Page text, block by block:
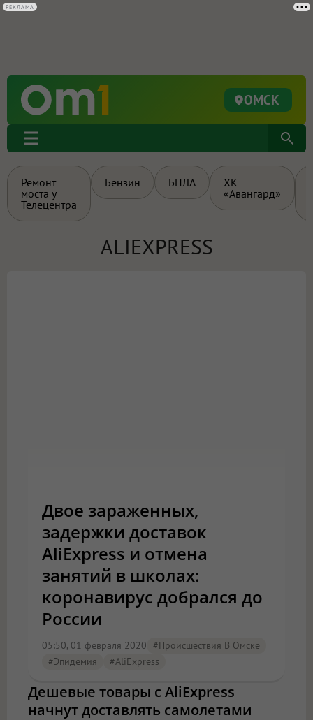
ОМСК
Ремонт
моста у
Телецентра
Бензин БПЛА
ХК
«Авангард»
ALIEXPRESS
Двое зараженных,
задержки доставок
AliExpress и отмена
занятий в школах:
коронавирус добрался до
России
05:50, 01 февраля 2020 #Происшествия В Омске
#эпидемия
#AliExpress
Дешевые товары с AliExpress
начнут доставлять самолетами
РЕКЛАМА